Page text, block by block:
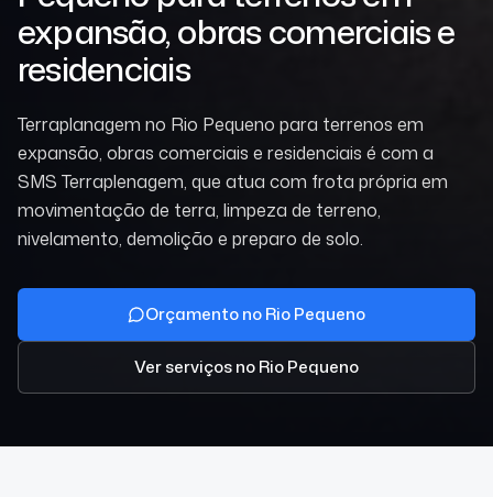
expansão, obras comerciais e
residenciais
Terraplanagem no Rio Pequeno para terrenos em
expansão, obras comerciais e residenciais é com a
SMS Terraplenagem, que atua com frota própria em
movimentação de terra, limpeza de terreno,
nivelamento, demolição e preparo de solo.
Orçamento no Rio Pequeno
Ver serviçosno Rio Pequeno